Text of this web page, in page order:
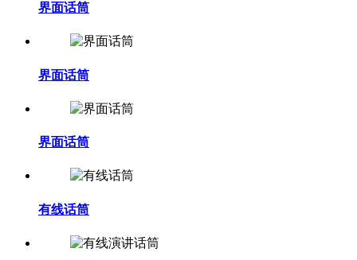
界面话筒
界面话筒
界面话筒
有线话筒